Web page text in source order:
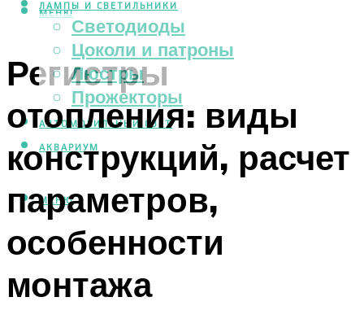
ЛАМПЫ И СВЕТИЛЬНИКИ
Светодиоды
Цоколи и патроны
Люстры
Прожекторы
АВТОМОБИЛЬНЫЙ СВЕТ
АКВАРИУМ
МЕНЮ
МЕНЮ
Регистры
отопления: виды
конструкций, расчет
параметров,
особенности
монтажа